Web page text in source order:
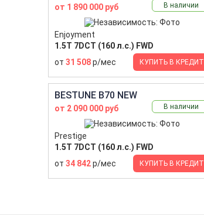
от 1 890 000 руб В наличии
Enjoyment
1.5T 7DCT (160 л.с.) FWD
от 31 508р/мес КУПИТЬ В КРЕДИТ
BESTUNE B70 NEW
от 2 090 000 руб В наличии
Prestige
1.5T 7DCT (160 л.с.) FWD
от 34 842р/мес КУПИТЬ В КРЕДИТ